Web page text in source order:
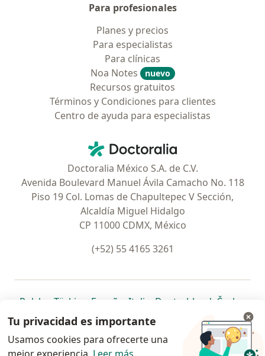
Para profesionales
Planes y precios
Para especialistas
Para clínicas
Noa Notes
nuevo
Recursos gratuitos
Términos y Condiciones para clientes
Centro de ayuda para especialistas
Doctoralia - Página de inicio
Doctoralia México S.A. de C.V.
Avenida Boulevard Manuel Ávila Camacho No. 118
Piso 19 Col. Lomas de Chapultepec V Sección,
Alcaldía Miguel Hidalgo
CP 11000 CDMX, México
(+52) 55 4165 3261
Polska se abre en una nueva pestaña
Türkiye se abre en una nueva pestaña
España se abre en una nueva pestaña
Italia se abre en una nueva
Deutschlandse abre en
Česko
Portugal
se abre en una nueva pestaña
México se abre en una nueva pestaña
Chile se abre en una nueva pestaña
Brasil se abre en una nueva
se abre en
se
se abre en una nueva
Tu privacidad es importante
Usamos cookies para ofrecerte una